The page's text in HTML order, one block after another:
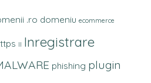
.ro domeniu ecommerce
II Inregistrare
phishing plugin